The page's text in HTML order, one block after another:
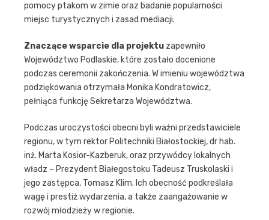
pomocy ptakom w zimie oraz badanie popularności
miejsc turystycznych i zasad mediacji.
Znaczące wsparcie dla projektu zapewniło
Województwo Podlaskie, które zostało docenione
podczas ceremonii zakończenia. W imieniu województwa
podziękowania otrzymała Monika Kondratowicz,
pełniąca funkcję Sekretarza Województwa.
Podczas uroczystości obecni byli ważni przedstawiciele
regionu, w tym rektor Politechniki Białostockiej, dr hab.
inż. Marta Kosior-Kazberuk, oraz przywódcy lokalnych
władz – Prezydent Białegostoku Tadeusz Truskolaski i
jego zastępca, Tomasz Klim. Ich obecność podkreślała
wagę i prestiż wydarzenia, a także zaangażowanie w
rozwój młodzieży w regionie.